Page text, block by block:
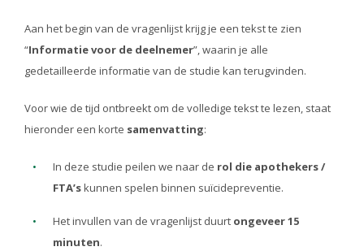
Aan het begin van de vragenlijst krijg je een tekst te zien
“Informatie voor de deelnemer”, waarin je alle
gedetailleerde informatie van de studie kan terugvinden.
Voor wie de tijd ontbreekt om de volledige tekst te lezen, staat
hieronder een korte samenvatting:
In deze studie peilen we naar de rol die apothekers /
FTA’skunnen spelen binnen suïcidepreventie.
Het invullen van de vragenlijst duurt ongeveer 15
minuten.